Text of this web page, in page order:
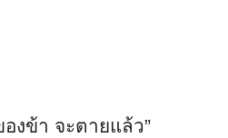
งข้า จะตายแล้ว”